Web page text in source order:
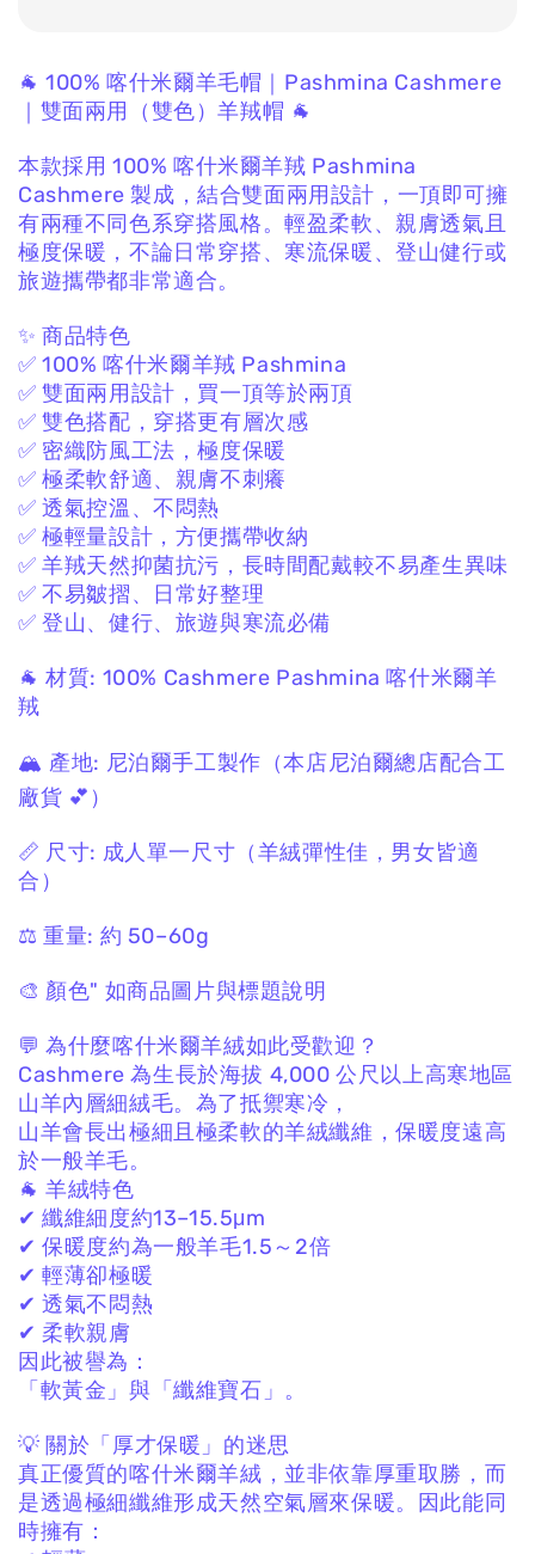
🐐 100% 喀什米爾羊毛帽｜Pashmina Cashmere
｜雙面兩用（雙色）羊羢帽 🐐
本款採用 100% 喀什米爾羊羢 Pashmina
Cashmere 製成，結合雙面兩用設計， 一頂即可擁
有兩種不同色系穿搭風格。輕盈柔軟、親膚透氣且
極度保暖， 不論日常穿搭、寒流保暖、登山健行或
旅遊攜帶都非常適合。
✨ 商品特色
✅ 100% 喀什米爾羊羢 Pashmina
✅ 雙面兩用設計，買一頂等於兩頂
✅ 雙色搭配，穿搭更有層次感
✅ 密織防風工法，極度保暖
✅ 極柔軟舒適、親膚不刺癢
✅ 透氣控溫、不悶熱
✅ 極輕量設計，方便攜帶收納
✅ 羊羢天然抑菌抗污，長時間配戴較不易產生異味
✅ 不易皺摺、日常好整理
✅ 登山、健行、旅遊與寒流必備
🐐 材質: 100% Cashmere Pashmina喀什米爾羊
羢
🏔 產地: 尼泊爾手工製作 （本店尼泊爾總店配合工
廠貨 💕）
📏 尺寸: 成人單一尺寸 （羊絨彈性佳，男女皆適
合）
⚖️ 重量: 約 50–60g
🎨 顏色" 如商品圖片與標題說明
💬 為什麼喀什米爾羊絨如此受歡迎？
Cashmere 為生長於海拔 4,000 公尺以上高寒地區
山羊內層細絨毛。 為了抵禦寒冷，
山羊會長出極細且極柔軟的羊絨纖維，保暖度遠高
於一般羊毛。
🐐 羊絨特色
✔ 纖維細度約13–15.5μm
✔ 保暖度約為一般羊毛1.5～2倍
✔ 輕薄卻極暖
✔ 透氣不悶熱
✔ 柔軟親膚
因此被譽為：
「軟黃金」與「纖維寶石」。
💡 關於「厚才保暖」的迷思
真正優質的喀什米爾羊絨， 並非依靠厚重取勝， 而
是透過極細纖維形成天然空氣層來保暖。
因此能同
時擁有：